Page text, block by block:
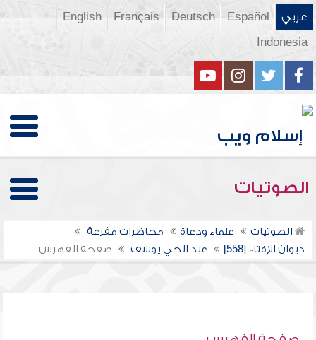
عربي Español
Deutsch
Français
English
Indonesia
الصوتيات
الصوتيات علماء ودعاة
محاضرات مفرغة
ديوان الإفتاء [558]
عبد الحي يوسف صفحة الفهرس